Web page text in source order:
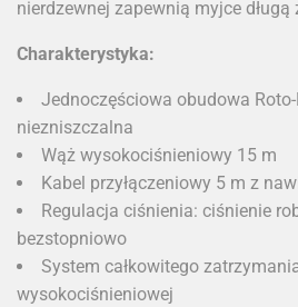
nierdzewnej zapewnią myjce długą
Charakterystyka:
Jednoczęściowa obudowa
niezniszczalna
Wąż wysokociśnieniowy 15 m
Kabel przyłączeniowy 5 m z
Regulacja ciśnienia: ciśnienie
bezstopniowo
System całkowitego
wysokociśnieniowej